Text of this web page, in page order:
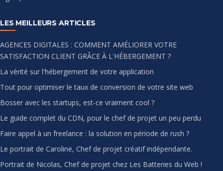
LES MEILLEURS ARTICLES
AGENCES DIGITALES : COMMENT AMÉLIORER VOTRE
SATISFACTION CLIENT GRÂCE À L'HÉBERGEMENT ?
La vérité sur l'hébergement de votre application
Tout pour optimiser le taux de conversion de votre site web
Bosser avec les startups, est-ce vraiment cool ?
Le guide complet du CDN, pour le chef de projet un peu perdu
Faire appel à un freelance : la solution en période de rush ?
Le portrait de Caroline, Chef de projet créatif indépendante.
Portrait de Nicolas, Chef de projet chez Les Batteries du Web !